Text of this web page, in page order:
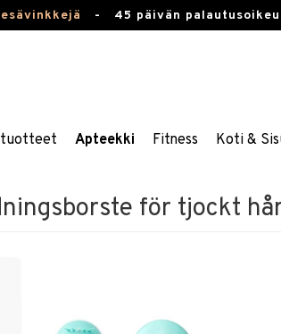
- 45 päivän
Apteekki Fitness Koti &
för tjockt